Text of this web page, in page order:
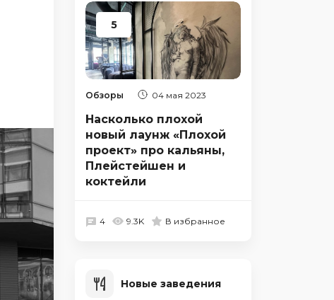
5
Обзоры 04 мая 2023
Насколько плохой
новый лаунж «Плохой
проект» про кальяны,
Плейстейшен и
коктейли
4 9.3K В избранное
Новые заведения